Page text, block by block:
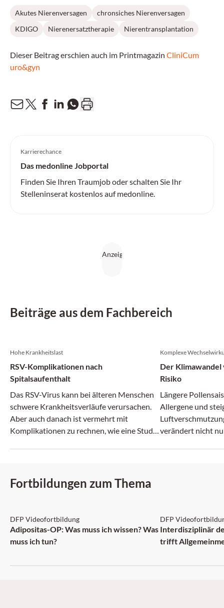
Akutes Nierenversagen
chronsiches Nierenversagen
KDIGO
Nierenersatztherapie Nierentransplantation
Dieser Beitrag erschien auch im Printmagazin CliniCum
uro&gyn
Karrierechance
Das medonline Jobportal
Finden Sie Ihren Traumjob oder schalten Sie Ihr
Stelleninserat kostenlos auf medonline.
Beiträge aus dem Fachbereich
Hohe Krankheitslast
RSV-Komplikationen nach
Spitalsaufenthalt
Das RSV-Virus kann bei älteren Menschen
schwere Krankheitsverläufe verursachen.
Aber auch danach ist vermehrt mit
Komplikationen zu rechnen, wie eine Studie
Komplexe
Der
Risiko
Längere
Allergene und
verändert nicht
Fortbildungen zum Thema
DFP: 2 Punkte
DFP Videofortbildung
Adipositas-OP: Was muss ich wissen? Was
muss ich tun?
DFP
Interdisziplinär
trifft